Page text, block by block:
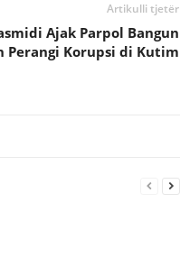
Artikulli tjetër
Ajak Parpol Bangun
Perangi Korupsi di Kutim